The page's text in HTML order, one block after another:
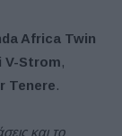
Africa Twin
V-Strom,
Tenere.
και το